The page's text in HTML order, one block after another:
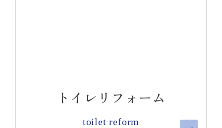
トイレリフォーム
toilet reform